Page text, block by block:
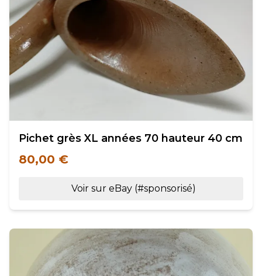
Pichet grès XL années 70 hauteur 40 cm
80,00 €
Voir sur eBay (#sponsorisé)